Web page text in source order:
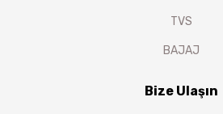
TVS
BAJAJ
Bize Ulaşın